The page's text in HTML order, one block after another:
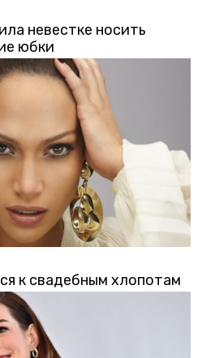
невестке носить
юбки
к свадебным хлопотам